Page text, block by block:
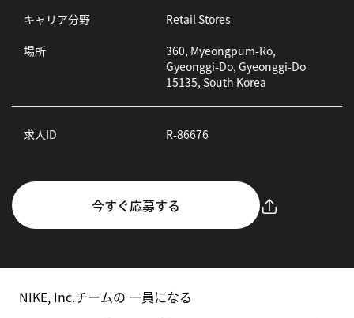
キャリア分野
Retail Stores
場所
360, Myeongpum-Ro,
Gyeonggi-Do, Gyeonggi-Do
15135, South Korea
求人ID R-86676
今すぐ応募する
NIKE, Inc.チームの 一員になる